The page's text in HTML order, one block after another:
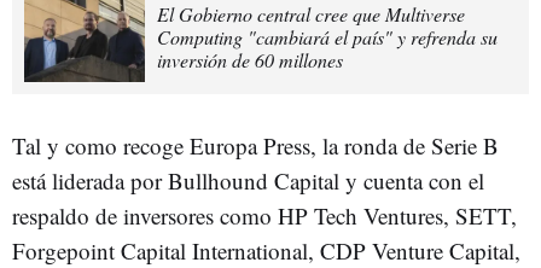
El Gobierno central cree que Multiverse
Computing "cambiará el país" y refrenda su
inversión de 60 millones
Tal y como recoge Europa Press, la ronda de Serie B
está liderada por Bullhound Capital y cuenta con el
respaldo de inversores como HP Tech Ventures, SETT,
Forgepoint Capital International, CDP Venture Capital,